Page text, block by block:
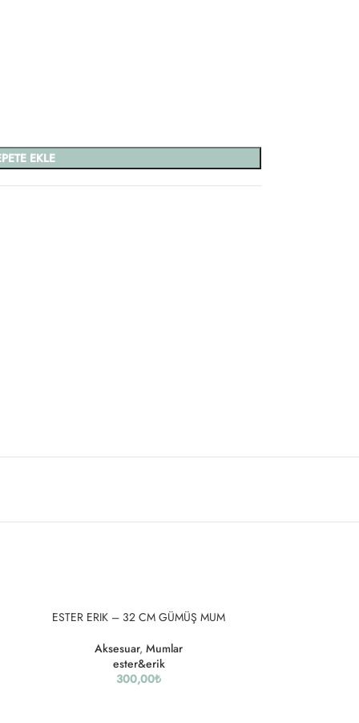
EKLE
ESTER ERIK – 32 CM GÜMÜŞ MUM
Aksesuar, Mumlar
ester&erik
300,00₺